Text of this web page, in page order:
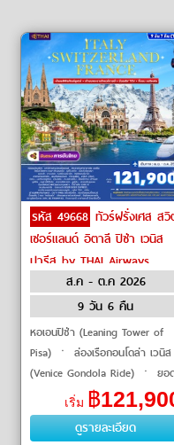
รหัส 49668 ทัวร์ฝรั่งเศส ส
เซอร์แลนด์ อิตาลี ปิซ่า เวนิส
ปารีส by THAI Airways
ส.ค - ต.ค 2026
9 วัน 6 คืน
หอเอนปิซ่า (Leaning Tower of
Pisa) ㆍ ล่องเรือกอนโดล่า เวนิส
(Venice Gondola Ride) ㆍ ยอ
เขาจุงเฟรา (Jungfraujoch) ㆍ
พิพิธภัณฑ์ลูฟวร์ (Louvre
Museum) ㆍ หอไอเฟล
เริ่ม ฿
ดูรายละเอียด